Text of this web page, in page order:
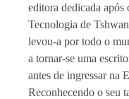
editora dedicada após
Tecnologia de
levou-a por todo o
a tornar-se uma
antes de ingressar na
Reconhecendo o seu